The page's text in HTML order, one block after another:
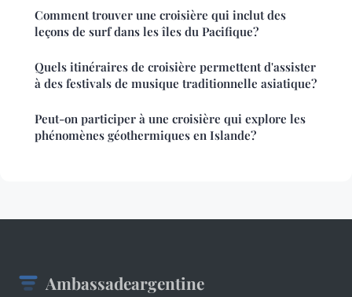
Comment trouver une croisière qui inclut des
leçons de surf dans les îles du Pacifique?
Quels itinéraires de croisière permettent d'assister
à des festivals de musique traditionnelle asiatique?
Peut-on participer à une croisière qui explore les
phénomènes géothermiques en Islande?
Ambassadeargentine